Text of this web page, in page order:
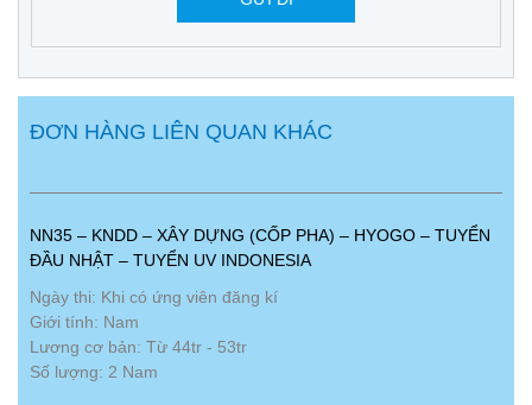
ĐƠN HÀNG LIÊN QUAN KHÁC
NN35 – KNDD – XÂY DỰNG (CỐP PHA) – HYOGO – TUYỂN
ĐẦU NHẬT – TUYỂN UV INDONESIA
Ngày thi: Khi có ứng viên đăng kí
Giới tính: Nam
Lương cơ bản: Từ 44tr - 53tr
Số lượng: 2 Nam